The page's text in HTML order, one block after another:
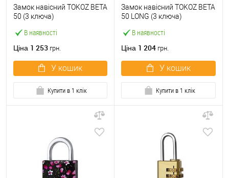
В наявності
Замок навісний TOKOZ BETA
50 (3 ключа)
Ціна 1 253 грн.
У кошик
Купити в 1 клік
В наявності
Замок навісний TOKOZ BETA
50 LONG (3 ключа)
Ціна 1 204 грн.
У кошик
Купити в 1 клік